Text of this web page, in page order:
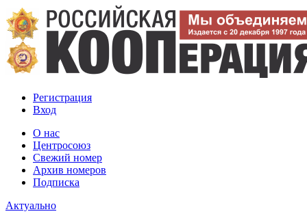
Регистрация
Вход
О нас
Центросоюз
Свежий номер
Архив номеров
Подписка
Актуально